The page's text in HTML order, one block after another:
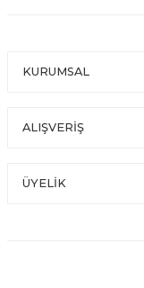
KURUMSAL
ALIŞVERİŞ
ÜYELİK